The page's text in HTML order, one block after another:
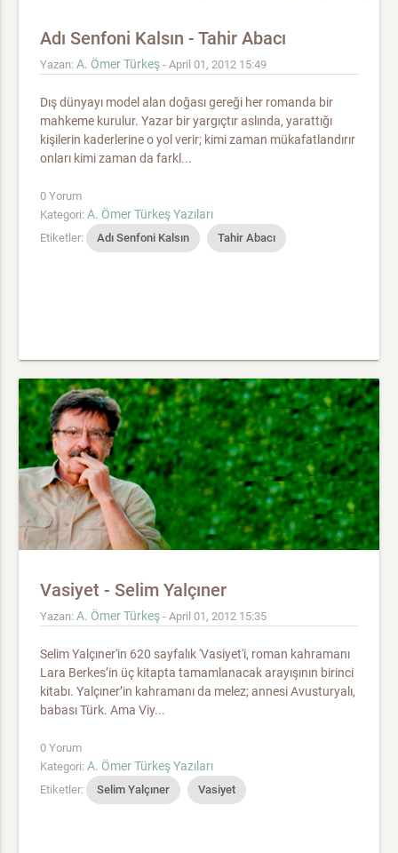
Adı Senfoni Kalsın - Tahir Abacı
Yazan: A. Ömer Türkeş - April 01, 2012 15:49
Dış dünyayı model alan doğası gereği her romanda bir
mahkeme kurulur. Yazar bir yargıçtır aslında, yarattığı
kişilerin kaderlerine o yol verir; kimi zaman mükafatlandırır
onları kimi zaman da farkl...
0 Yorum
Kategori: A. Ömer Türkeş Yazıları
Etiketler: Adı Senfoni Kalsın Tahir Abacı
Vasiyet - Selim Yalçıner
Yazan: A. Ömer Türkeş - April 01, 2012 15:35
Selim Yalçıner'in 620 sayfalık 'Vasiyet'i, roman kahramanı
Lara Berkes’in üç kitapta tamamlanacak arayışının birinci
kitabı. Yalçıner’in kahramanı da melez; annesi Avusturyalı,
babası Türk. Ama Viy...
0 Yorum
Kategori: A. Ömer Türkeş Yazıları
Etiketler: Selim Yalçıner Vasiyet